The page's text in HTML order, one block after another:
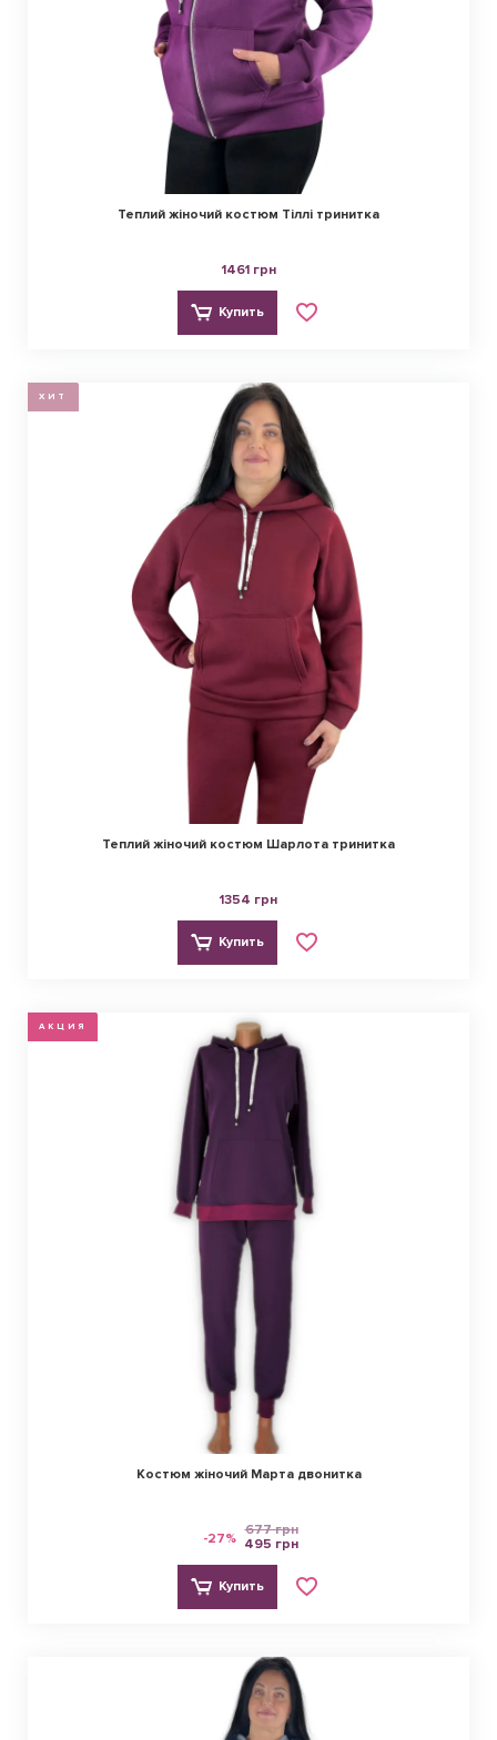
Теплий жіночий костюм Тіллі тринитка
1461 грн
Купить
ХИТ
Теплий жіночий костюм Шарлота тринитка
1354 грн
Купить
АКЦИЯ
Костюм жіночий Марта двонитка
-27% 677 грн
495 грн
Купить